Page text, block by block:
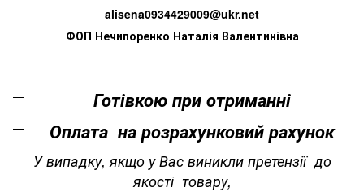
alisena0934429009@ukr.net
ФОП Нечипоренко Наталія Валентинівна
Готівкою при отриманні
Оплата на розрахунковий рахунок
У випадку, якщо у Вас виникли претензії до
якості товару,